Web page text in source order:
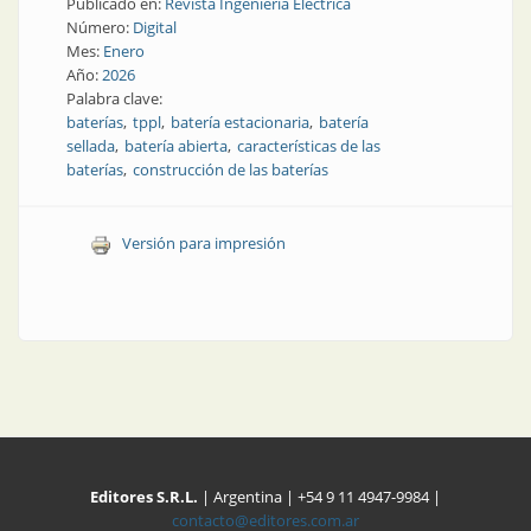
Número: Digital
Mes: Enero
Año:2026
Palabra clave:
baterías tppl batería estacionaria batería
sellada batería abierta características de las
baterías construcción de las baterías
Versión para impresión
Editores S.R.L. | Argentina | +54 9 11 4947-9984 |
contacto@editores.com.ar